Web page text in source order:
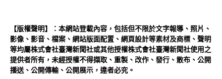
【版權聲明】：本網站登載內容，包括但不限於文字報導、照片、
影像、影音、檔案、網站版面配置、網頁設計等素材及商標、聲明
等均屬株式會社臺灣新聞社或其他授權株式會社臺灣新聞社使用之
提供者所有，未經授權不得擷取、重製、改作、發行、散布、公開
播送、公開傳輸、公開展示，違者必究。